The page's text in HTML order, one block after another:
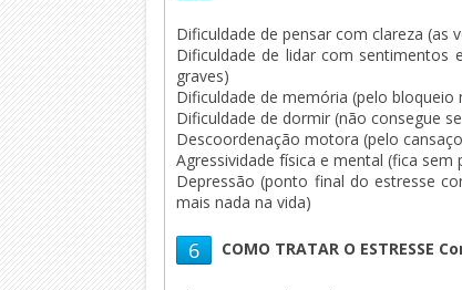
Dificuldade de pensar com clareza (as
Dificuldade de lidar com sentimentos
graves)
Dificuldade de memória (pelo
Dificuldade de dormir (não consegue
Descoordenação motora (pelo
Agressividade física e mental (fica sem
Depressão (ponto final do estresse
mais nada na vida)
6 COMO TRATAR O